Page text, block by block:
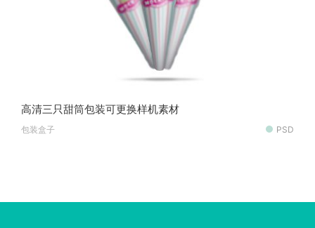
高清三只甜筒包装可更换样机素材
包装盒子 PSD